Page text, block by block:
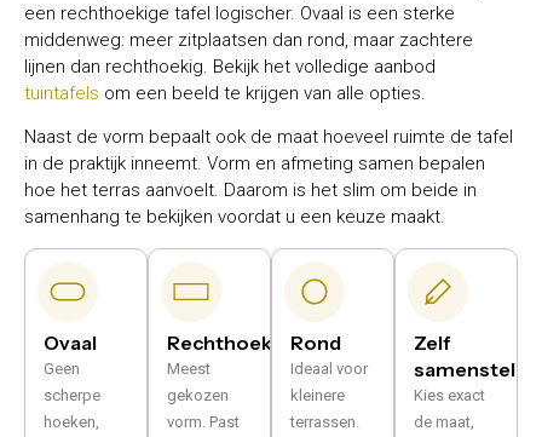
een rechthoekige tafel logischer. Ovaal is een sterke
middenweg: meer zitplaatsen dan rond, maar zachtere
lijnen dan rechthoekig. Bekijk het volledige aanbod
tuintafels om een beeld te krijgen van alle opties.
Naast de vorm bepaalt ook de maat hoeveel ruimte de tafel
in de praktijk inneemt. Vorm en afmeting samen bepalen
hoe het terras aanvoelt. Daarom is het slim om beide in
samenhang te bekijken voordat u een keuze maakt.
Ovaal
Geen
scherpe
hoeken,
Rechthoekig
Meest
gekozen
vorm. Past
Rond
Ideaal voor
kleinere
terrassen.
Zelf
Kies exact
de maat,